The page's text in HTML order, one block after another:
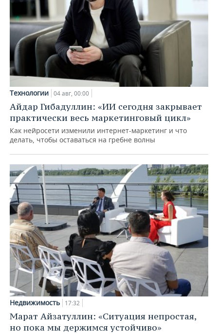
Технологии 04 авг, 00:00
Айдар Гибадуллин: «ИИ сегодня закрывает
практически весь маркетинговый цикл»
Как нейросети изменили интернет-маркетинг и что
делать, чтобы оставаться на гребне волны
Недвижимость 17:32
Марат Айзатуллин: «Ситуация непростая,
но пока мы держимся устойчиво»